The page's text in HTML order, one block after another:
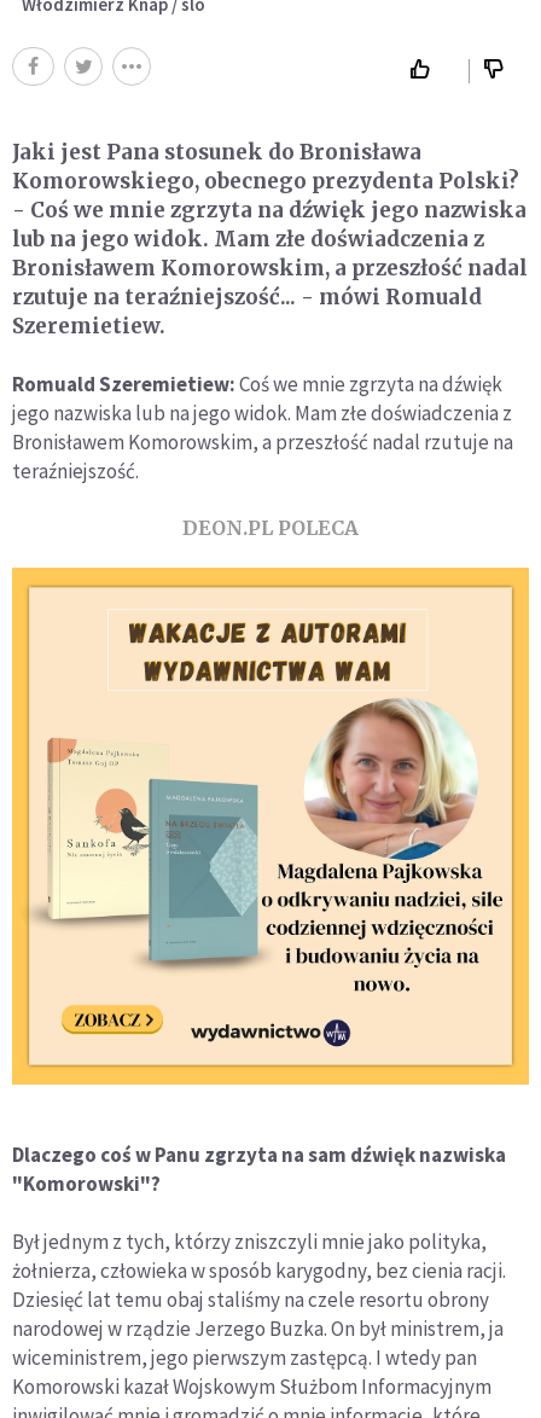
Jaki jest Pana stosunek do Bronisława
Komorowskiego, obecnego prezydenta Polski?
- Coś we mnie zgrzyta na dźwięk jego nazwiska
lub na jego widok. Mam złe doświadczenia z
Bronisławem Komorowskim, a przeszłość nadal
rzutuje na teraźniejszość... - mówi Romuald
Szeremietiew.
Romuald Szeremietiew:Coś we mnie zgrzyta na dźwięk
jego nazwiska lub na jego widok. Mam złe doświadczenia z
Bronisławem Komorowskim, a przeszłość nadal rzutuje na
teraźniejszość.
DEON.PL POLECA
Dlaczego coś w Panu zgrzyta na sam dźwięk nazwiska
"Komorowski"?
Był jednym z tych, którzy zniszczyli mnie jako polityka,
żołnierza, człowieka w sposób karygodny, bez cienia racji.
Dziesięć lat temu obaj staliśmy na czele resortu obrony
narodowej w rządzie Jerzego Buzka. On był ministrem, ja
wiceministrem, jego pierwszym zastępcą. I wtedy pan
Komorowski kazał Wojskowym Służbom Informacyjnym